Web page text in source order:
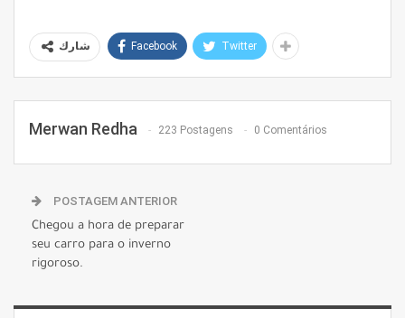
شارك Facebook Twitter
Merwan Redha 223 Postagens 0 Comentários
POSTAGEM ANTERIOR
Chegou a hora de preparar
seu carro para o inverno
rigoroso.